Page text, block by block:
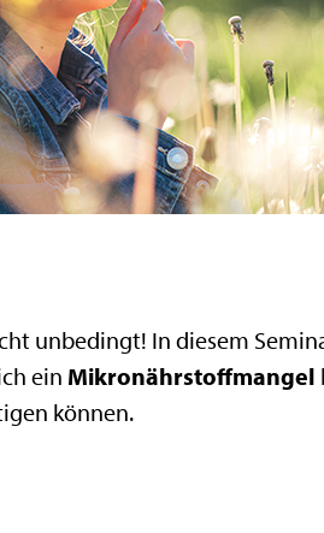
unbedingt! In diesem
ein Mikronährstoffmangel
können.